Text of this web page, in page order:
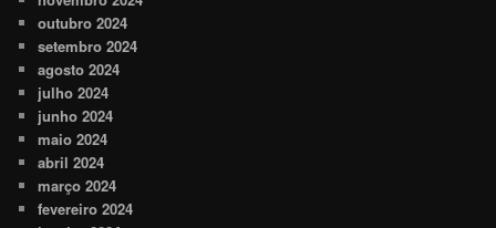
outubro 2024
setembro 2024
agosto 2024
julho 2024
junho 2024
maio 2024
abril 2024
março 2024
fevereiro 2024